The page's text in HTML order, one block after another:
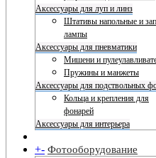
Аксессуары для луп и линз
Штативы напольные и
лампы
Аксессуары для пневматики
Мишени и
Пружины и манжеты
Аксессуары для подствольных
Кольца и крепления для
фонарей
Аксессуары для интерьера
+- Фотооборудование